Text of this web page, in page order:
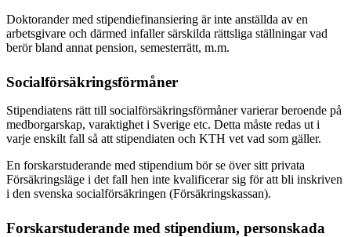
Doktorander med stipendiefinansiering är inte anställda av en
arbetsgivare och därmed infaller särskilda rättsliga ställningar vad
berör bland annat pension, semesterrätt, m.m.
Socialförsäkringsförmåner
Stipendiatens rätt till socialförsäkringsförmåner varierar beroende på
medborgarskap, varaktighet i Sverige etc. Detta måste redas ut i
varje enskilt fall så att stipendiaten och KTH vet vad som gäller.
En forskarstuderande med stipendium bör se över sitt privata
Försäkringsläge i det fall hen inte kvalificerar sig för att bli inskriven
i den svenska socialförsäkringen (Försäkringskassan).
Forskarstuderande med stipendium, personskada